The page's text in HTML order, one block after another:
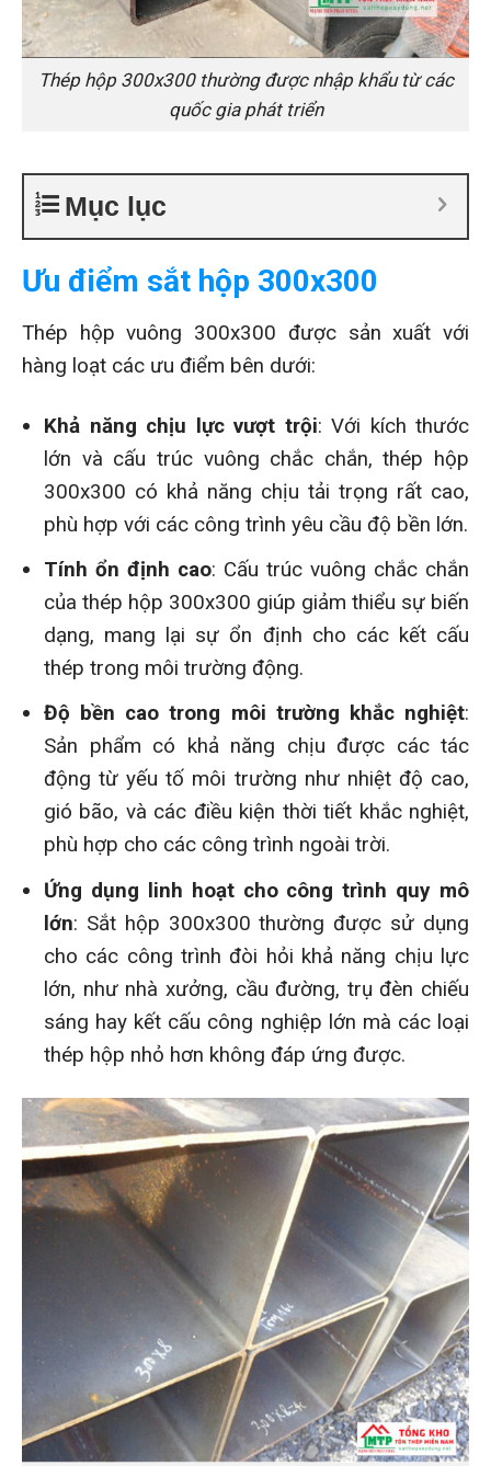
Thép hộp 300x300 thường được nhập khẩu từ các
quốc gia phát triển
Mục lục
Ưu điểm sắt hộp 300x300
Thép hộp vuông 300x300 được sản xuất với
hàng loạt các ưu điểm bên dưới:
Khả năng chịu lực vượt trội: Với kích thước
lớn và cấu trúc vuông chắc chắn, thép hộp
300x300 có khả năng chịu tải trọng rất cao,
phù hợp với các công trình yêu cầu độ bền lớn.
Tính ổn định cao: Cấu trúc vuông chắc chắn
của thép hộp 300x300 giúp giảm thiểu sự biến
dạng, mang lại sự ổn định cho các kết cấu
thép trong môi trường động.
Độ bền cao trong môi trường khắc nghiệt:
Sản phẩm có khả năng chịu được các tác
động từ yếu tố môi trường như nhiệt độ cao,
gió bão, và các điều kiện thời tiết khắc nghiệt,
phù hợp cho các công trình ngoài trời.
Ứng dụng linh hoạt cho công trình quy mô
lớn: Sắt hộp 300x300 thường được sử dụng
cho các công trình đòi hỏi khả năng chịu lực
lớn, như nhà xưởng, cầu đường, trụ đèn chiếu
sáng hay kết cấu công nghiệp lớn mà các loại
thép hộp nhỏ hơn không đáp ứng được.